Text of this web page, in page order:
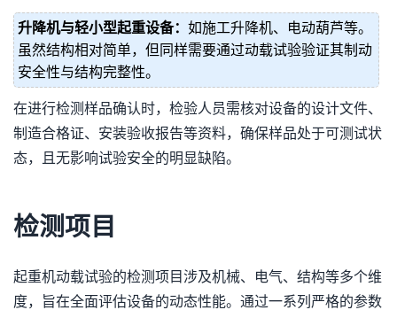
升降机与轻小型起重设备： 如施工升降机、电动葫芦等。
虽然结构相对简单，但同样需要通过动载试验验证其制动
安全性与结构完整性。
在进行检测样品确认时，检验人员需核对设备的设计文件、
制造合格证、安装验收报告等资料，确保样品处于可测试状
态，且无影响试验安全的明显缺陷。
检测项目
起重机动载试验的检测项目涉及机械、电气、结构等多个维
度，旨在全面评估设备的动态性能。通过一系列严格的参数